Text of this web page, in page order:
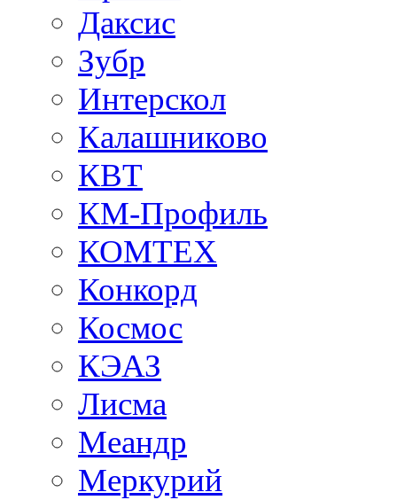
Даксис
Зубр
Интерскол
Калашниково
КВТ
КМ-Профиль
КОМТЕХ
Конкорд
Космос
КЭАЗ
Лисма
Меандр
Меркурий